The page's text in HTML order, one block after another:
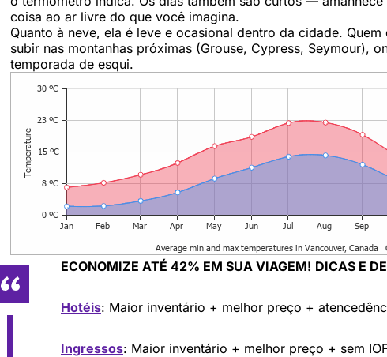
coisa ao ar livre do que você imagina.
Quanto à neve, ela é leve e ocasional dentro da cidade.
subir nas montanhas próximas (Grouse, Cypress, Seymour),
temporada de esqui.
ECONOMIZE ATÉ 42% EM SUA VIAGEM! DICAS E
Hotéis: Maior inventário + melhor preço +
Ingressos: Maior inventário + melhor preço + sem